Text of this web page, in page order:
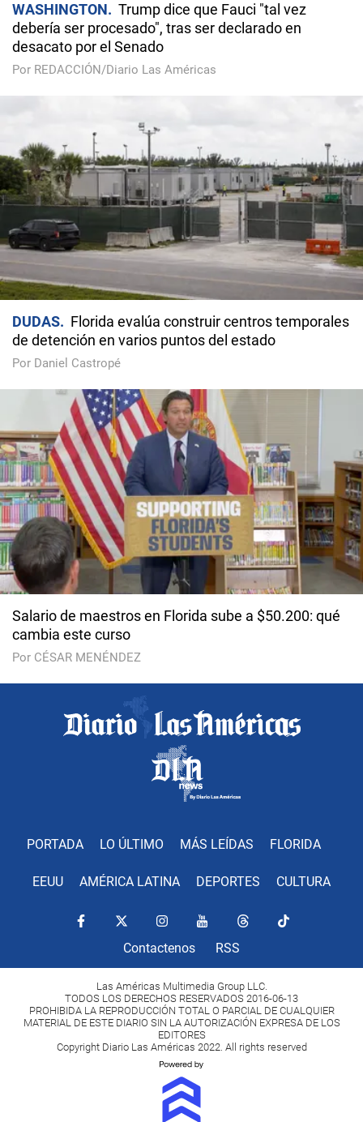
WASHINGTON
Trump dice que Fauci "tal vez
debería ser procesado", tras ser declarado en
desacato por el Senado
Por REDACCIÓN/Diario Las Américas
DUDAS
Florida evalúa construir centros temporales
de detención en varios puntos del estado
Por Daniel Castropé
Salario de maestros en Florida sube a $50.200: qué
cambia este curso
Por CÉSAR MENÉNDEZ
PORTADA LO ÚLTIMO MÁS LEÍDAS FLORIDA
EEUU AMÉRICA LATINA DEPORTES CULTURA
Contactenos RSS
Las Américas Multimedia Group LLC.
TODOS LOS DERECHOS RESERVADOS 2016-06-13
PROHIBIDA LA REPRODUCCIÓN TOTAL O PARCIAL DE CUALQUIER
MATERIAL DE ESTE DIARIO SIN LA AUTORIZACIÓN EXPRESA DE LOS
EDITORES
Copyright Diario Las Américas 2022. All rights reserved